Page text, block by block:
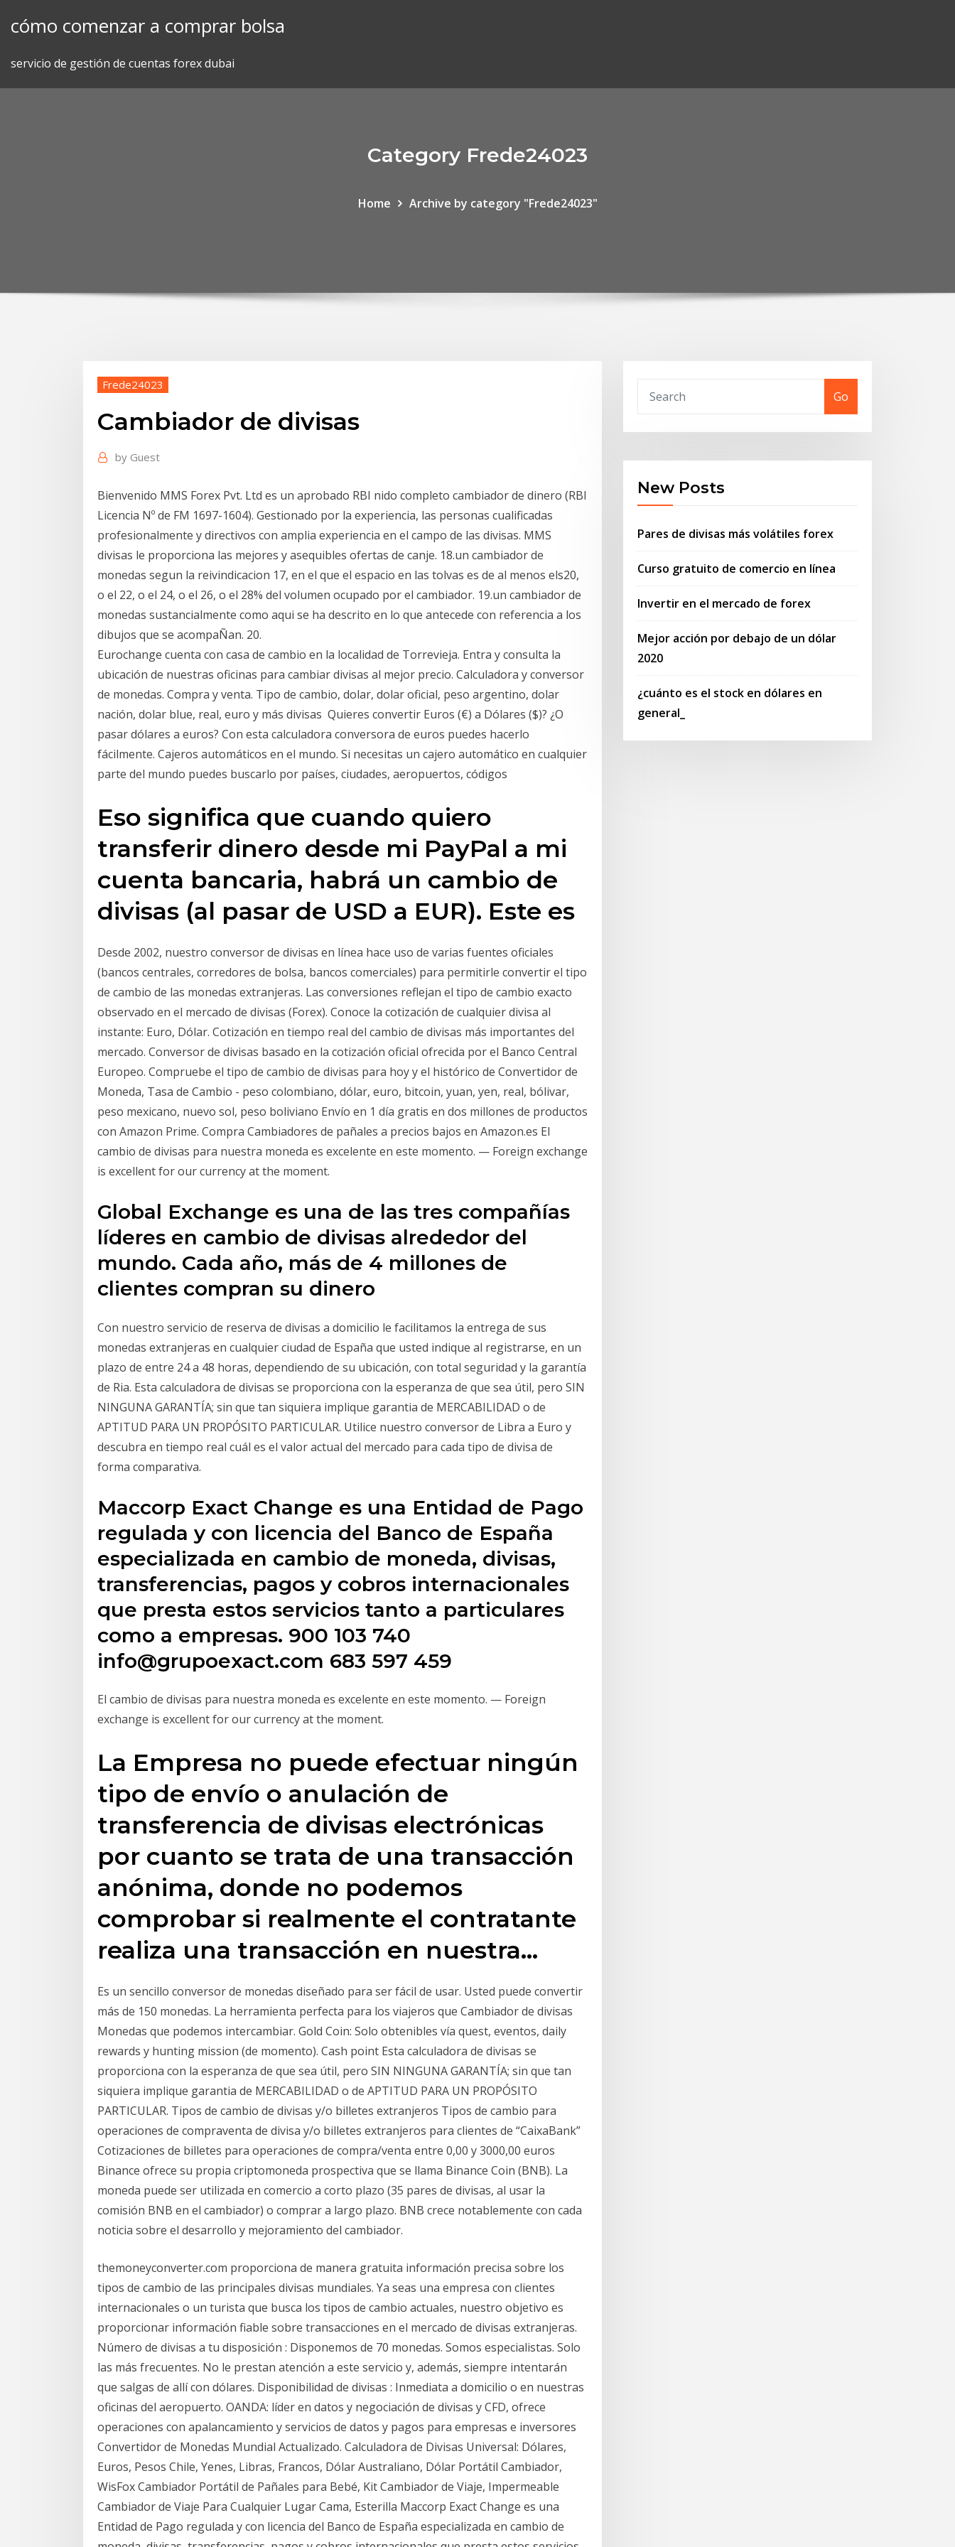
cómo comenzar a comprar bolsa
servicio de gestión de cuentas forex dubai
Category Frede24023
Home Archive by category "Frede24023"
Frede24023
Cambiador de divisas
by Guest
Bienvenido MMS Forex Pvt. Ltd es un aprobado RBI nido completo cambiador de dinero (RBI
Licencia Nº de FM 1697-1604). Gestionado por la experiencia, las personas cualificadas
profesionalmente y directivos con amplia experiencia en el campo de las divisas. MMS
divisas le proporciona las mejores y asequibles ofertas de canje. 18.un cambiador de
monedas segun la reivindicacion 17, en el que el espacio en las tolvas es de al menos els20,
o el 22, o el 24, o el 26, o el 28% del volumen ocupado por el cambiador. 19.un cambiador de
monedas sustancialmente como aqui se ha descrito en lo que antecede con referencia a los
dibujos que se acompaÑan. 20.
Eurochange cuenta con casa de cambio en la localidad de Torrevieja. Entra y consulta la
ubicación de nuestras oficinas para cambiar divisas al mejor precio. Calculadora y conversor
de monedas. Compra y venta. Tipo de cambio, dolar, dolar oficial, peso argentino, dolar
nación, dolar blue, real, euro y más divisas Quieres convertir Euros (€) a Dólares ($)? ¿O
pasar dólares a euros? Con esta calculadora conversora de euros puedes hacerlo
fácilmente. Cajeros automáticos en el mundo. Si necesitas un cajero automático en cualquier
parte del mundo puedes buscarlo por países, ciudades, aeropuertos, códigos
Eso significa que cuando quiero
transferir dinero desde mi PayPal a mi
cuenta bancaria, habrá un cambio de
divisas (al pasar de USD a EUR). Este es
Desde 2002, nuestro conversor de divisas en línea hace uso de varias fuentes oficiales
(bancos centrales, corredores de bolsa, bancos comerciales) para permitirle convertir el tipo
de cambio de las monedas extranjeras. Las conversiones reflejan el tipo de cambio exacto
observado en el mercado de divisas (Forex). Conoce la cotización de cualquier divisa al
instante: Euro, Dólar. Cotización en tiempo real del cambio de divisas más importantes del
mercado. Conversor de divisas basado en la cotización oficial ofrecida por el Banco Central
Europeo. Compruebe el tipo de cambio de divisas para hoy y el histórico de Convertidor de
Moneda, Tasa de Cambio - peso colombiano, dólar, euro, bitcoin, yuan, yen, real, bólivar,
peso mexicano, nuevo sol, peso boliviano Envío en 1 día gratis en dos millones de productos
con Amazon Prime. Compra Cambiadores de pañales a precios bajos en Amazon.es El
cambio de divisas para nuestra moneda es excelente en este momento. — Foreign exchange
is excellent for our currency at the moment.
Global Exchange es una de las tres compañías
líderes en cambio de divisas alrededor del
mundo. Cada año, más de 4 millones de
clientes compran su dinero
Con nuestro servicio de reserva de divisas a domicilio le facilitamos la entrega de sus
monedas extranjeras en cualquier ciudad de España que usted indique al registrarse, en un
plazo de entre 24 a 48 horas, dependiendo de su ubicación, con total seguridad y la garantía
de Ria. Esta calculadora de divisas se proporciona con la esperanza de que sea útil, pero SIN
NINGUNA GARANTÍA; sin que tan siquiera implique garantia de MERCABILIDAD o de
APTITUD PARA UN PROPÓSITO PARTICULAR. Utilice nuestro conversor de Libra a Euro y
descubra en tiempo real cuál es el valor actual del mercado para cada tipo de divisa de
forma comparativa.
Maccorp Exact Change es una Entidad de Pago
regulada y con licencia del Banco de España
especializada en cambio de moneda, divisas,
transferencias, pagos y cobros internacionales
que presta estos servicios tanto a particulares
como a empresas. 900 103 740
info@grupoexact.com 683 597 459
El cambio de divisas para nuestra moneda es excelente en este momento. — Foreign
exchange is excellent for our currency at the moment.
La Empresa no puede efectuar ningún
tipo de envío o anulación de
transferencia de divisas electrónicas
por cuanto se trata de una transacción
anónima, donde no podemos
comprobar si realmente el contratante
realiza una transacción en nuestra…
Es un sencillo conversor de monedas diseñado para ser fácil de usar. Usted puede convertir
más de 150 monedas. La herramienta perfecta para los viajeros que Cambiador de divisas
Monedas que podemos intercambiar. Gold Coin: Solo obtenibles vía quest, eventos, daily
rewards y hunting mission (de momento). Cash point Esta calculadora de divisas se
proporciona con la esperanza de que sea útil, pero SIN NINGUNA GARANTÍA; sin que tan
siquiera implique garantia de MERCABILIDAD o de APTITUD PARA UN PROPÓSITO
PARTICULAR. Tipos de cambio de divisas y/o billetes extranjeros Tipos de cambio para
operaciones de compraventa de divisa y/o billetes extranjeros para clientes de “CaixaBank”
Cotizaciones de billetes para operaciones de compra/venta entre 0,00 y 3000,00 euros
Binance ofrece su propia criptomoneda prospectiva que se llama Binance Coin (BNB). La
moneda puede ser utilizada en comercio a corto plazo (35 pares de divisas, al usar la
comisión BNB en el cambiador) o comprar a largo plazo. BNB crece notablemente con cada
noticia sobre el desarrollo y mejoramiento del cambiador.
themoneyconverter.com proporciona de manera gratuita información precisa sobre los
tipos de cambio de las principales divisas mundiales. Ya seas una empresa con clientes
internacionales o un turista que busca los tipos de cambio actuales, nuestro objetivo es
proporcionar información fiable sobre transacciones en el mercado de divisas extranjeras.
Número de divisas a tu disposición : Disponemos de 70 monedas. Somos especialistas. Solo
las más frecuentes. No le prestan atención a este servicio y, además, siempre intentarán
que salgas de allí con dólares. Disponibilidad de divisas : Inmediata a domicilio o en nuestras
oficinas del aeropuerto. OANDA: líder en datos y negociación de divisas y CFD, ofrece
operaciones con apalancamiento y servicios de datos y pagos para empresas e inversores
Convertidor de Monedas Mundial Actualizado. Calculadora de Divisas Universal: Dólares,
Euros, Pesos Chile, Yenes, Libras, Francos, Dólar Australiano, Dólar Portátil Cambiador,
WisFox Cambiador Portátil de Pañales para Bebé, Kit Cambiador de Viaje, Impermeable
Cambiador de Viaje Para Cualquier Lugar Cama, Esterilla Maccorp Exact Change es una
Entidad de Pago regulada y con licencia del Banco de España especializada en cambio de
Go
New Posts
Pares de divisas más volátiles forex
Curso gratuito de comercio en línea
Invertir en el mercado de forex
Mejor acción por debajo de un dólar
2020
¿cuánto es el stock en dólares en
general_